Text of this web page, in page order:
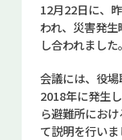
12月22日に、
われ、災害発
し合われました。
会議には、役場
2018年に発生
ら避難所にお
て説明を行いま